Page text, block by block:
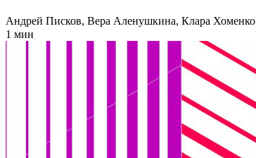
Андрей Писков, Вера Аленушкина, Клара Хоменко
1 мин